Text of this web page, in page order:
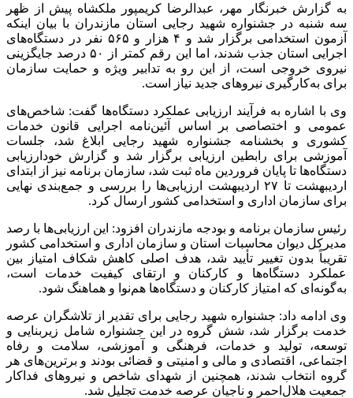
به گزارش خبرنگار مهر، عبدالرضا کریمپور ملکشاه پیش از ظهر
سه شنبه در جشنواره شهید رجایی استان مازندران با بیان اینکه
آزمون استخدامی برگزار شد و ۴ هزار و ۵۶۵ نفر در دستگاه‌های
اجرایی استان جذب شدند، اما این رقم کمتر از ۵۰ درصد جایگزینی
نیروی خروجی است، از این رو به تدابیر ویژه و حمایت سازمان
برای به‌کارگیری نیروهای جدید نیاز است.
وی با اشاره به فرآیند ارزیابی عملکرد دستگاه‌ها گفت: شاخص‌های
عمومی و اختصاصی بر اساس آئین‌نامه اجرایی قانون خدمات
کشوری و بخشنامه جشنواره شهید رجایی ابلاغ شد، جلسات
آموزشی برای رابطین ارزیابی برگزار شد و گزارش خودارزیابی
دستگاه‌ها تا پایان فروردین ماه ثبت شد، سازمان برنامه نیز از ابتدای
اردیبهشت تا ۲۷ اردیبهشت ارزیابی‌ها را بررسی و جمع‌بندی نهایی
برای سازمان اداری و استخدامی کشور ارسال کرد.
رئیس سازمان برنامه و بودجه مازندران افزود: این ارزیابی‌ها با رصد
مدیرکل دیوان محاسبات استان و سازمان اداری و استخدامی کشور
تقریباً بدون تغییر تأیید شد، هدف اصلی کاهش شکاف امتیاز بین
عملکرد دستگاه‌ها و کارکنان و ارتقای کیفیت خدمات است،
به‌گونه‌ای که امتیاز کارکنان و دستگاه‌ها هم‌نوا و هماهنگ شود.
وی ادامه داد: جشنواره شهید رجایی برای تقدیر از تلاشگران عرصه
خدمت برگزار شد، شش گروه در این جشنواره شامل زیربنایی و
توسعه، تولید و خدمات، فرهنگی و آموزشی، سلامت و رفاه
اجتماعی، اقتصادی و مالی و امنیتی و قضائی بودند و برترین‌های هر
گروه انتخاب شدند، همچنین از شهدای شاخص و نیروهای فداکار
جمعیت هلال‌احمر و ناجیان عرصه خدمت تجلیل شد.